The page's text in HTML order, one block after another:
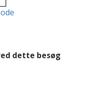
dette besøg